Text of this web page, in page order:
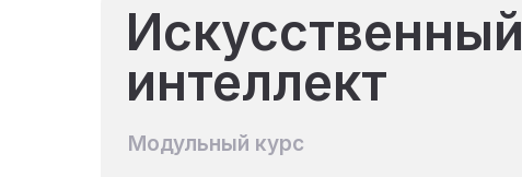
Искусственный
интеллект
Модульный курс